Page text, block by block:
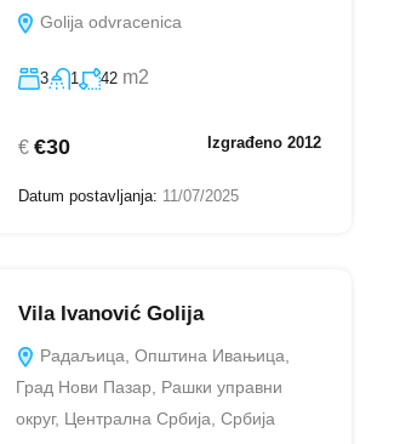
Golija odvracenica
3 1 42 m2
€ €30 Izgrađeno 2012
Datum postavljanja: 11/07/2025
Vila Ivanović Golija
Радаљица, Општина Ивањица,
Град Нови Пазар, Рашки управни
округ, Централна Србија, Србија